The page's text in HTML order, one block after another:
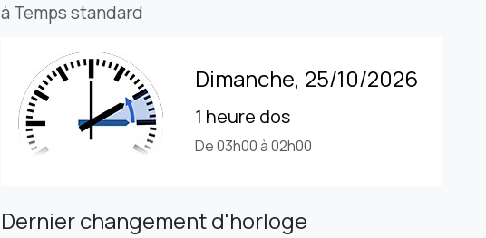
à Temps standard
Dimanche, 25/10/2026
1 heure dos
De 03h00 à 02h00
Dernier changement d'horloge